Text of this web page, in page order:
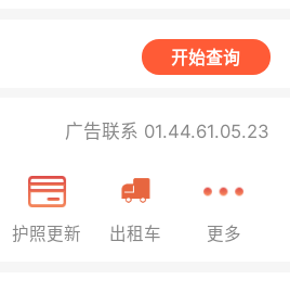
开始查询
广告联系 01.44.61.05.23
护照更新 出租车 更多